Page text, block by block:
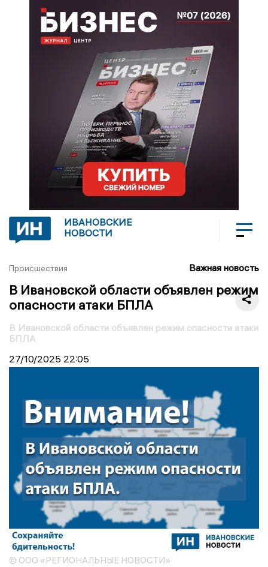
ИВАНОВСКИЕ
НОВОСТИ
Происшествия Важная новость
В Ивановской области объявлен режим
опасности атаки БПЛА
В Ивановской области объявлен режим опасности атаки
БПЛА
27/10/2025 22:05
© ООО «РЕГИОНАЛЬНЫЕ НОВОСТИ»